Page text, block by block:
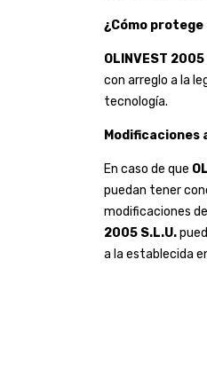
¿Cómo protege
OLINVEST 2005
con arreglo a la
tecnología.
Modificaciones
En caso de que
puedan tener
modificaciones
2005 S.L.U.
a la establecida